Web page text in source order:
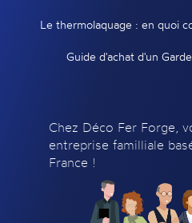
Le thermolaquage : en quoi
Guide d'achat d'un
Chez Déco Fer Forge,
entreprise familliale
France !